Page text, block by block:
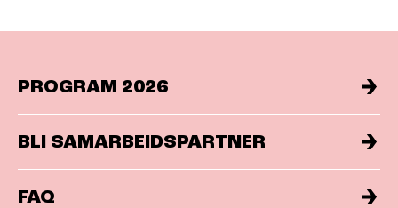
PROGRAM 2026
BLI SAMARBEIDSPARTNER
FAQ